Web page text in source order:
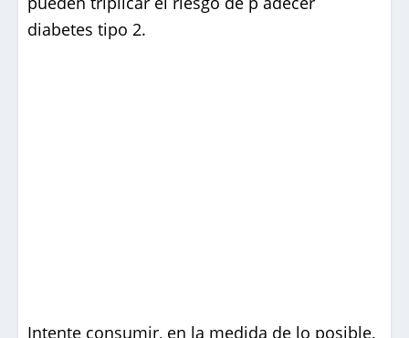
diabetes tipo 2.
Intente consumir, en la medida de lo posible,